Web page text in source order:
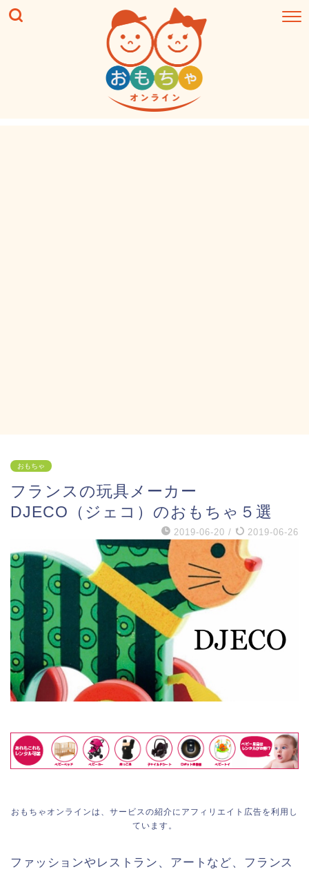
おもちゃ
フランスの玩具メーカー
DJECO（ジェコ）のおもちゃ５選
2019-06-20 / 2019-06-26
おもちゃオンラインは、サービスの紹介にアフィリエイト広告を利用し
ています。
ファッションやレストラン、アートなど、フランス